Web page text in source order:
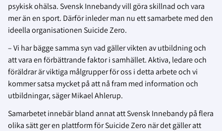
psykisk ohälsa. Svensk Innebandy vill göra skillnad och vara
mer än en sport. Därför inleder man nu ett samarbete med den
ideella organisationen Suicide Zero.
– Vi har bägge samma syn vad gäller vikten av utbildning och
att vara en förbättrande faktor i samhället. Aktiva, ledare och
föräldrar är viktiga målgrupper för oss i detta arbete och vi
kommer satsa mycket på att nå fram med information och
utbildningar, säger Mikael Ahlerup.
Samarbetet innebär bland annat att Svensk Innebandy på flera
olika sätt ger en plattform för Suicide Zero när det gäller att